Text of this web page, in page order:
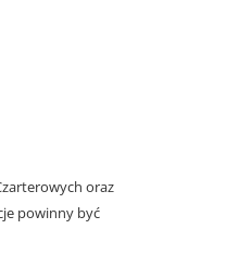
oraz
powinny być